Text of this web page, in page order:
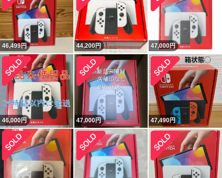
46,499円 44,200円 47,000円
46,000円 47,000円 47,490円